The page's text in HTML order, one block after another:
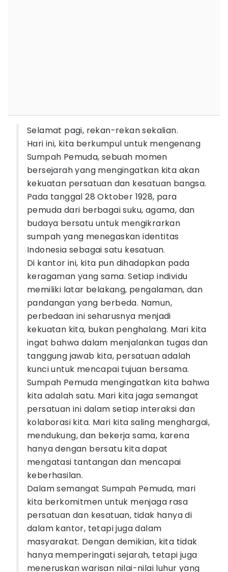
Selamat pagi, rekan-rekan sekalian.
Hari ini, kita berkumpul untuk mengenang
Sumpah Pemuda, sebuah momen
bersejarah yang mengingatkan kita akan
kekuatan persatuan dan kesatuan bangsa.
Pada tanggal 28 Oktober 1928, para
pemuda dari berbagai suku, agama, dan
budaya bersatu untuk mengikrarkan
sumpah yang menegaskan identitas
Indonesia sebagai satu kesatuan.
Di kantor ini, kita pun dihadapkan pada
keragaman yang sama. Setiap individu
memiliki latar belakang, pengalaman, dan
pandangan yang berbeda. Namun,
perbedaan ini seharusnya menjadi
kekuatan kita, bukan penghalang. Mari kita
ingat bahwa dalam menjalankan tugas dan
tanggung jawab kita, persatuan adalah
kunci untuk mencapai tujuan bersama.
Sumpah Pemuda mengingatkan kita bahwa
kita adalah satu. Mari kita jaga semangat
persatuan ini dalam setiap interaksi dan
kolaborasi kita. Mari kita saling menghargai,
mendukung, dan bekerja sama, karena
hanya dengan bersatu kita dapat
mengatasi tantangan dan mencapai
keberhasilan.
Dalam semangat Sumpah Pemuda, mari
kita berkomitmen untuk menjaga rasa
persatuan dan kesatuan, tidak hanya di
dalam kantor, tetapi juga dalam
masyarakat. Dengan demikian, kita tidak
hanya memperingati sejarah, tetapi juga
meneruskan warisan nilai-nilai luhur yang